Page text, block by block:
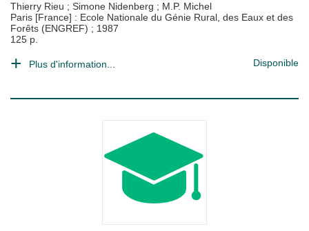
Thierry Rieu ; Simone Nidenberg ; M.P. Michel
Paris [France] : Ecole Nationale du Génie Rural, des Eaux et des
Forêts (ENGREF) ; 1987
125 p.
Plus d'information... Disponible